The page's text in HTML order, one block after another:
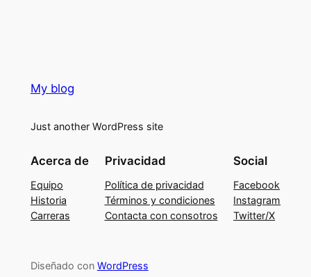
My blog
Just another WordPress site
Acerca de
Equipo
Historia
Carreras
Privacidad
Política de privacidad
Términos y condiciones
Contacta con consotros
Social
Facebook
Instagram
Twitter/X
Diseñado con WordPress